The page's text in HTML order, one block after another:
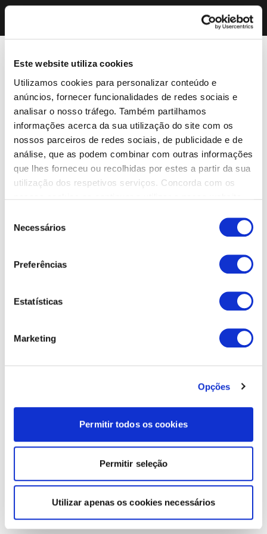
Este website utiliza cookies
Utilizamos cookies para personalizar conteúdo e
anúncios, fornecer funcionalidades de redes sociais e
analisar o nosso tráfego. Também partilhamos
informações acerca da sua utilização do site com os
nossos parceiros de redes sociais, de publicidade e de
análise, que as podem combinar com outras informações
que lhes forneceu ou recolhidas por estes a partir da sua
utilização dos respetivos serviços. Concorda com os
Necessários
Preferências
Estatísticas
Marketing
Opções
Permitir todos os cookies
Permitir seleção
Utilizar apenas os cookies necessários